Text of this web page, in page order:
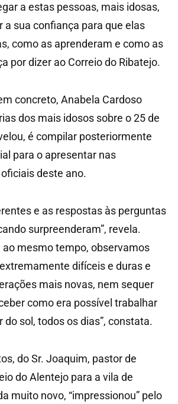
a estas pessoas, mais idosas,
a sua confiança para que elas
como as aprenderam e como as
por dizer ao Correio do Ribatejo.
concreto, Anabela Cardoso
dos mais idosos sobre o 25 de
é compilar posteriormente
para o apresentar nas
deste ano.
e as respostas às perguntas
surpreenderam”, revela.
ao mesmo tempo, observamos
difíceis e duras e
mais novas, nem sequer
como era possível trabalhar
do sol, todos os dias”, constata.
do Sr. Joaquim, pastor de
do Alentejo para a vila de
muito novo, “impressionou” pelo